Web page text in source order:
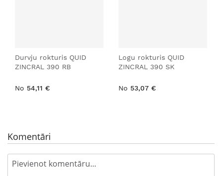
Durvju rokturis QUID
ZINCRAL 390 RB
No 54,11 €
Logu rokturis QUID
ZINCRAL 390 SK
No 53,07 €
Komentāri